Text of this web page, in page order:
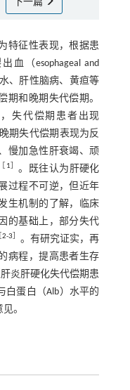
下一篇
特征性表现，根据患
（esophageal and
水、肝性脑病、黄疸等
期和晚期失代偿期。
失代偿期患者出现
期失代偿期表现为反
慢加急性肝衰竭、顽
1
。既往认为肝硬化
过程不可逆，但近年
生机制的了解，临床
的基础上，部分失代
2-3
。有研究证实，再
病程，提高患者生存
炎肝硬化失代偿期患
白蛋白（Alb）水平的
。